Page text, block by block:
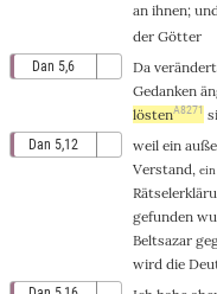
an ihnen;
der Götter
Dan 5,6 Da
Gedanken
löstenA8271
Dan 5,12 weilein
Verstand,
gefunden
Beltsazar
wird die